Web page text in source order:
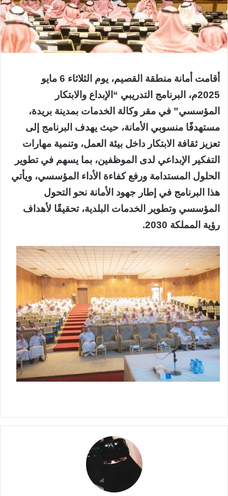
أقامت أمانة منطقة القصيم، يوم الثلاثاء 6 مايو
2025م، البرنامج التدريبي “الإبداع والابتكار
المؤسسي” في مقر وكالة الخدمات بمدينة بريدة،
مستهدفًا منسوبي الأمانة، حيث يهدف البرنامج إلى
تعزيز ثقافة الابتكار داخل بيئة العمل، وتنمية مهارات
التفكير الإبداعي لدى الموظفين، بما يسهم في تطوير
الحلول المستدامة ورفع كفاءة الأداء المؤسسي، ويأتي
هذا البرنامج في إطار جهود الأمانة نحو التحول
المؤسسي وتطوير الخدمات البلدية، تحقيقًا لأهداف
رؤية المملكة 2030.